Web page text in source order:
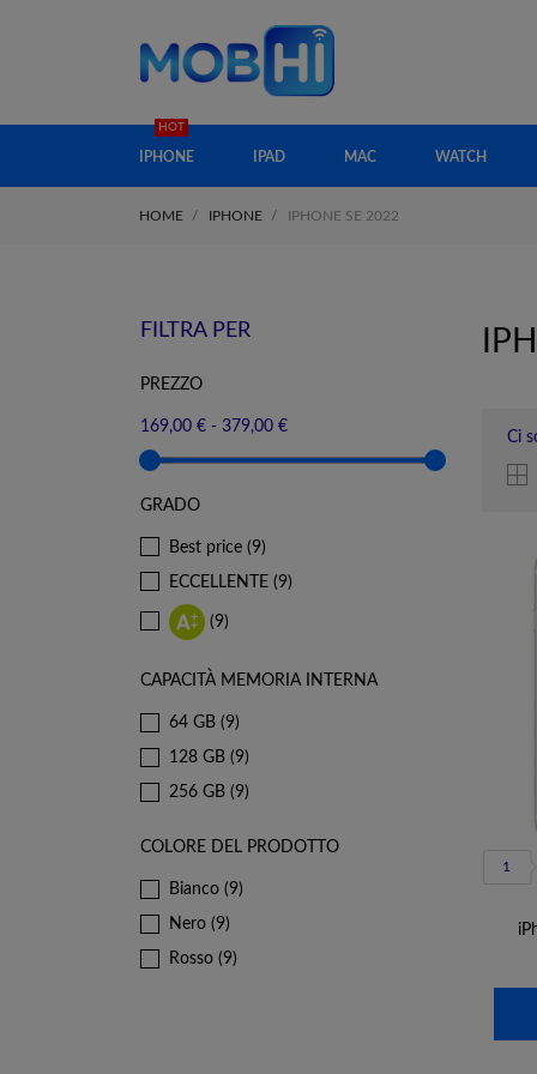
IPHONE
HOT
IPAD MAC WATCH
HOME IPHONE IPHONE SE 2022
FILTRA PER
PREZZO
169,00 € - 379,00 €
GRADO
Best price (9)
ECCELLENTE (9)
(9)
CAPACITÀ MEMORIA INTERNA
64 GB (9)
128 GB (9)
256 GB (9)
COLORE DEL PRODOTTO
Bianco (9)
Nero (9)
Rosso (9)
Ci
1